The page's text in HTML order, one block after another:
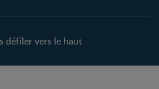
défiler vers le haut